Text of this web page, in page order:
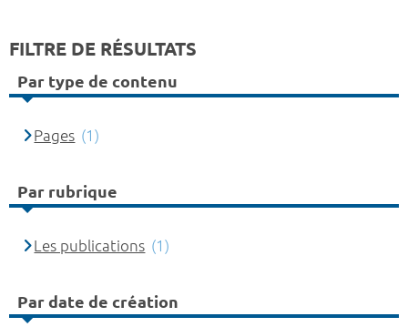
FILTRE DE RÉSULTATS
Par type de contenu
Pages (1)
Par rubrique
Les publications (1)
Par date de création